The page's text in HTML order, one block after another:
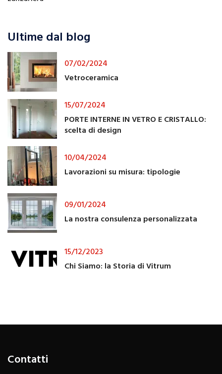
Ultime dal blog
07/02/2024
Vetroceramica
15/07/2024
PORTE INTERNE IN VETRO E CRISTALLO:
scelta di design
10/04/2024
Lavorazioni su misura: tipologie
09/01/2024
La nostra consulenza personalizzata
15/12/2023
Chi Siamo: la Storia di Vitrum
Contatti